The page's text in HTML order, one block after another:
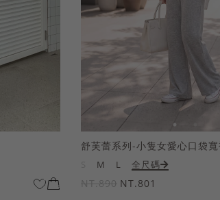
舒芙蕾系列-小隻女愛心口袋寬
M L 全尺碼
NT.890 NT.801